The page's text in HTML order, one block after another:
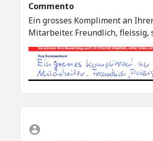
Commento
Ein grosses Kompliment an
Mitarbeiter. Freundlich, fleissig,